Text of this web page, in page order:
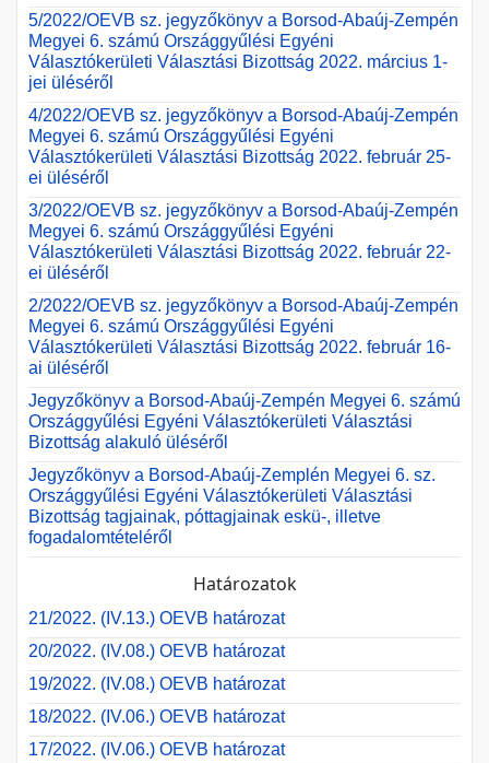
5/2022/OEVB sz. jegyzőkönyv a Borsod-Abaúj-Zempén
Megyei 6. számú Országgyűlési Egyéni
Választókerületi Választási Bizottság 2022. március 1-
jei üléséről
4/2022/OEVB sz. jegyzőkönyv a Borsod-Abaúj-Zempén
Megyei 6. számú Országgyűlési Egyéni
Választókerületi Választási Bizottság 2022. február 25-
ei üléséről
3/2022/OEVB sz. jegyzőkönyv a Borsod-Abaúj-Zempén
Megyei 6. számú Országgyűlési Egyéni
Választókerületi Választási Bizottság 2022. február 22-
ei üléséről
2/2022/OEVB sz. jegyzőkönyv a Borsod-Abaúj-Zempén
Megyei 6. számú Országgyűlési Egyéni
Választókerületi Választási Bizottság 2022. február 16-
ai üléséről
Jegyzőkönyv a Borsod-Abaúj-Zempén Megyei 6. számú
Országgyűlési Egyéni Választókerületi Választási
Bizottság alakuló üléséről
Jegyzőkönyv a Borsod-Abaúj-Zemplén Megyei 6. sz.
Országgyűlési Egyéni Választókerületi Választási
Bizottság tagjainak, póttagjainak eskü-, illetve
fogadalomtételéről
Határozatok
21/2022. (IV.13.) OEVB határozat
20/2022. (IV.08.) OEVB határozat
19/2022. (IV.08.) OEVB határozat
18/2022. (IV.06.) OEVB határozat
17/2022. (IV.06.) OEVB határozat